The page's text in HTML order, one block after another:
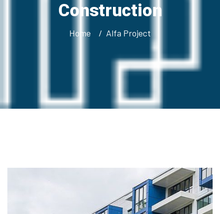
Construction
Home Alfa Project